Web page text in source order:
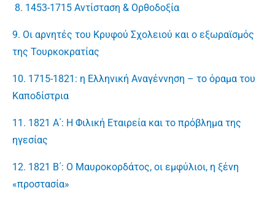
8. 1453-1715 Αντίσταση & Ορθοδοξία
9. Οι αρνητές του Κρυφού Σχολειού και ο εξωραϊσμός
της Τουρκοκρατίας
10. 1715-1821: η Ελληνική Αναγέννηση – το όραμα του
Καποδίστρια
11. 1821 Α΄: Η Φιλική Εταιρεία και το πρόβλημα της
ηγεσίας
12. 1821 Β΄: Ο Μαυροκορδάτος, οι εμφύλιοι, η ξένη
«προστασία»